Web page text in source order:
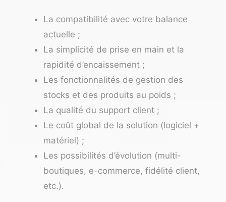
La compatibilité avec votre balance
actuelle ;
La simplicité de prise en main et la
rapidité d’encaissement ;
Les fonctionnalités de gestion des
stocks et des produits au poids ;
La qualité du support client ;
Le coût global de la solution (logiciel +
matériel) ;
Les possibilités d’évolution (multi-
boutiques, e-commerce, fidélité client,
etc.).